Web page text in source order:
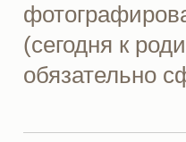
(сегодня к
обязательно